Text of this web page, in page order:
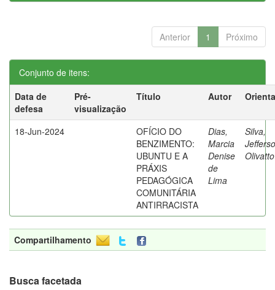
Anterior 1 Próximo
Conjunto de itens:
Data de
defesa
Pré-
visualização
Título Autor
18-Jun-2024
OFÍCIO DO
BENZIMENTO:
UBUNTU E A
PRÁXIS
PEDAGÓGICA
COMUNITÁRIA
ANTIRRACISTA
Dias,
Marcia
Denise
de
Lima
Silva,
Compartilhamento
Busca facetada